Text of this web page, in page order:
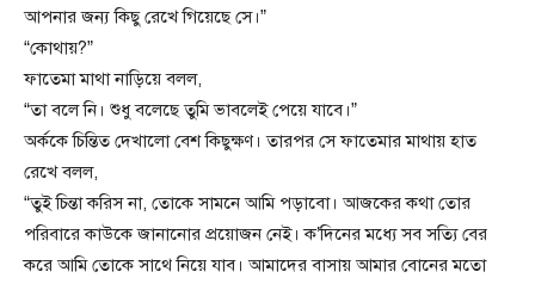
আপনার জন্য কিছু রেখে গিয়েছে সে।”
“কোথায়?”
ফাতেমা মাথা নাড়িয়ে বলল,
“তা বলে নি। শুধু বলেছে তুমি ভাবলেই পেয়ে যাবে।”
অর্ককে চিন্তিত দেখালো বেশ কিছুক্ষণ। তারপর সে ফাতেমার মাথায় হাত
রেখে বলল,
“তুই চিন্তা করিস না, তোকে সামনে আমি পড়াবো। আজকের কথা তোর
পরিবারে কাউকে জানানোর প্রয়োজন নেই। ক’দিনের মধ্যে সব সত্যি বের
করে আমি তোকে সাথে নিয়ে যাব। আমাদের বাসায় আমার বোনের মতো